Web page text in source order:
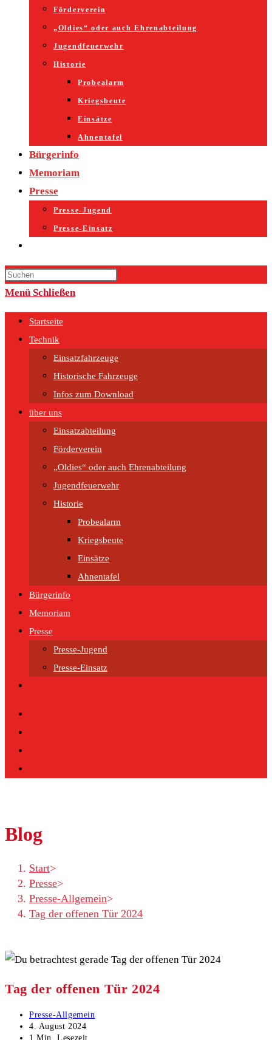
Förderverein
„Oldies“ oder auch Ehrenabteilung
Jugendfeuerwehr
Historie
Probealarm
Kriegsbeute
Einsätze
Ahnentafel
Bürgerinfo
Memoriam
Presse
Presse-Jugend
Presse-Einsatz
Suche
umschalten
Menü Schließen
Startseite
Technik
Einsatzfahrzeuge
Historische Fahrzeuge
Infos zum Download
über uns
Einsatzabteilung
Förderverein
„Oldies“ oder auch Ehrenabteilung
Jugendfeuerwehr
Historie
Probealarm
Kriegsbeute
Einsätze
Ahnentafel
Bürgerinfo
Memoriam
Presse
Presse-Jugend
Presse-Einsatz
Blog
Start>
Presse>
Presse-Allgemein>
Tag der offenen Tür 2024
Tag der offenen Tür 2024
Beitrags-
Kategorie:
Presse-Allgemein
Beitrag
zuletzt
4. August 2024
Lesedauer:
1 Min. Lesezeit